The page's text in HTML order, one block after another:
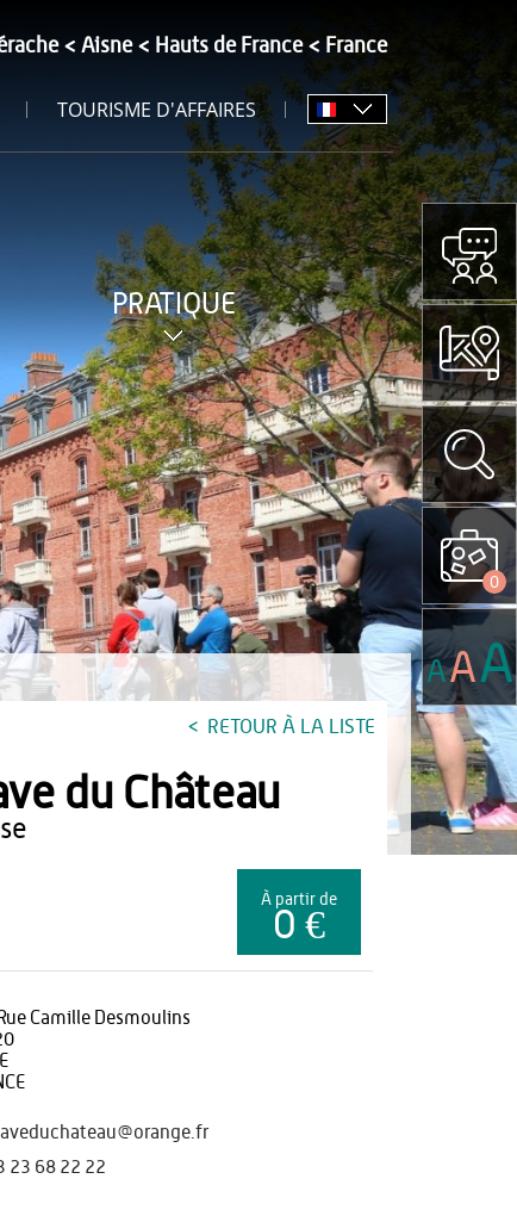
Aisne Hauts de France France
TOURISME D'AFFAIRES
PRATIQUE
RETOUR À LA LISTE
du Château
À partir de
0 €
Camille Desmoulins
23 68 22 22
0
AAA